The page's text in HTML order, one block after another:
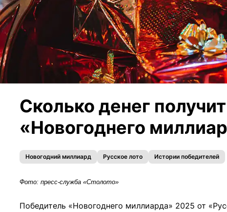
Сколько денег
«Новогоднего
Новогодний миллиард Русское лото Истории победителей
Фото: пресс-служба «Столото»
Победитель «Новогоднего миллиарда» 2025 от